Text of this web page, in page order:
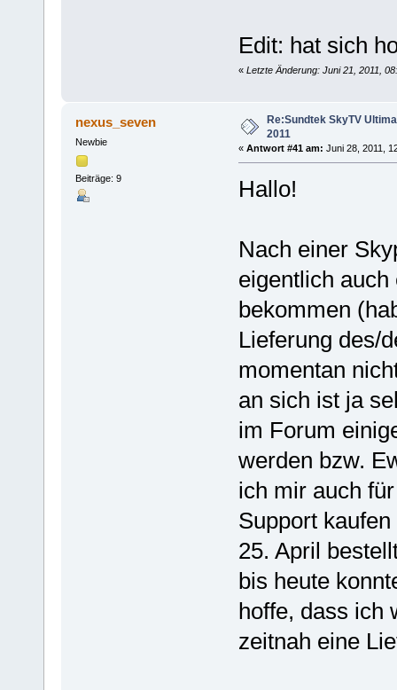
Edit: hat sich
« Letzte Änderung: Juni 21, 2011,
nexus_seven
Newbie
Beiträge: 9
Re:Sundtek SkyTV
2011
« Antwort #41 am: Juni 28, 2011,
Hallo!
Nach einer
eigentlich
bekommen
Lieferung des/
momentan
an sich ist ja
im Forum
werden bzw.
ich mir auch
Support
25. April
bis heute
hoffe, dass ich
zeitnah eine